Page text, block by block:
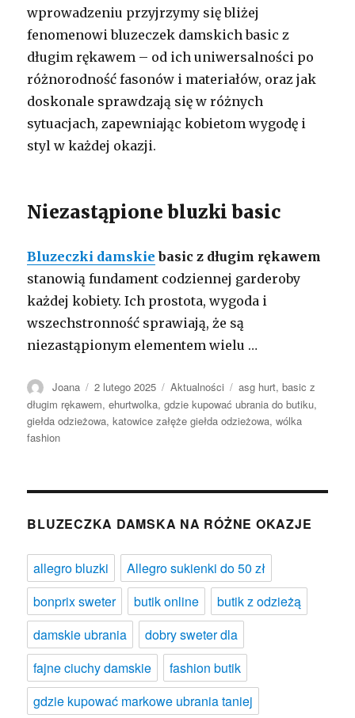
wprowadzeniu przyjrzymy się bliżej
fenomenowi bluzeczek damskich basic z
długim rękawem – od ich uniwersalności po
różnorodność fasonów i materiałów, oraz jak
doskonale sprawdzają się w różnych
sytuacjach, zapewniając kobietom wygodę i
styl w każdej okazji.
Niezastąpione bluzki basic
Bluzeczki damskie basic z długim rękawem
stanowią fundament codziennej garderoby
każdej kobiety. Ich prostota, wygoda i
wszechstronność sprawiają, że są
niezastąpionym elementem wielu …
Autor
Joana Opublikowano
2 lutego 2025 Kategorie
Aktualności Tagi
asg hurt,basic z
długim rękawem,ehurtwolka,gdzie kupować ubrania do butiku,
giełda odzieżowa,katowice załęże giełda odzieżowa,wólka
fashion
BLUZECZKA DAMSKA NA RÓŻNE OKAZJE
allegro bluzki
Allegro sukienki do 50 zł
bonprix sweter
butik online
butik z odzieżą
damskie ubrania
dobry sweter dla
fajne ciuchy damskie
fashion butik
gdzie kupować markowe ubrania taniej